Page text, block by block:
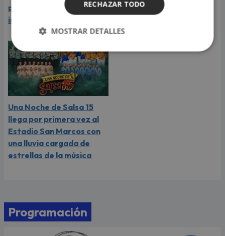
plena consagración
internacional
apoyo a Naldy Saldaña
Una Noche de Salsa 15
llega por primera vez al
Estadio San Marcos con
una lluvia cargada de
estrellas de la música
Programación
RECHAZAR TODO
MOSTRAR DETALLES